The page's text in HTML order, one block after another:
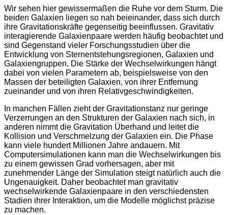
Wir sehen hier gewissermaßen die Ruhe vor dem Sturm. Die
beiden Galaxien liegen so nah beieinander, dass sich durch
ihre Gravitationskräfte gegenseitig beeinflussen. Gravitativ
interagierende Galaxienpaare werden häufig beobachtet und
sind Gegenstand vieler Forschungsstudien über die
Entwicklung von Sternentstehungsregionen, Galaxien und
Galaxiengruppen. Die Stärke der Wechselwirkungen hängt
dabei von vielen Parametern ab, beispielsweise von den
Massen der beteiligten Galaxien, von ihrer Entfernung
zueinander und von ihren Relativgeschwindigkeiten.
In manchen Fällen zieht der Gravitationstanz nur geringe
Verzerrungen an den Strukturen der Galaxien nach sich, in
anderen nimmt die Gravitation Überhand und leitet die
Kollision und Verschmelzung der Galaxien ein. Die Phase
kann viele hundert Millionen Jahre andauern. Mit
Computersimulationen kann man die Wechselwirkungen bis
zu einem gewissen Grad vorhersagen, aber mit
zunehmender Länge der Simulation steigt natürlich auch die
Ungenauigkeit. Daher beobachtet man gravitativ
wechselwirkende Galaxienpaare in den verschiedensten
Stadien ihrer Interaktion, um die Modelle möglichst präzise
zu machen.